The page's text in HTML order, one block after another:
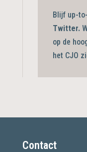
Blijf up-
Twitter.
op de
het CJO
Contact